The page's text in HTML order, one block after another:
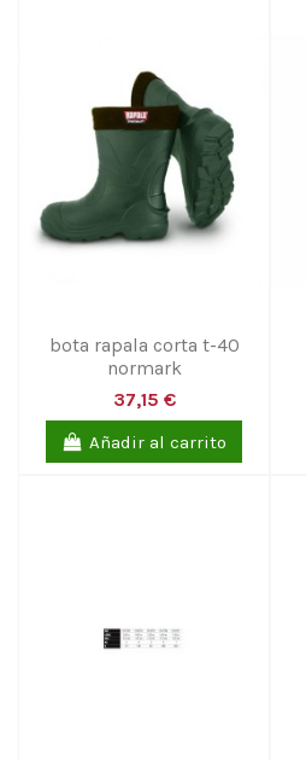
bota rapala corta t-40
normark
37,15 €
Añadir al carrito